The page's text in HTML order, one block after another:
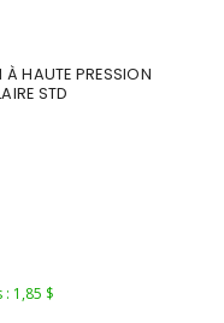
HAUTE PRESSION
STD
: 1,85 $